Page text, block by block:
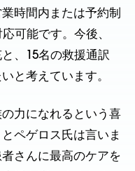
時間内または予約制
可能です。今後、
、15名の救援通訳
と考えています。
力になれるという喜
ペゲロス氏は言いま
さんに最高のケアを